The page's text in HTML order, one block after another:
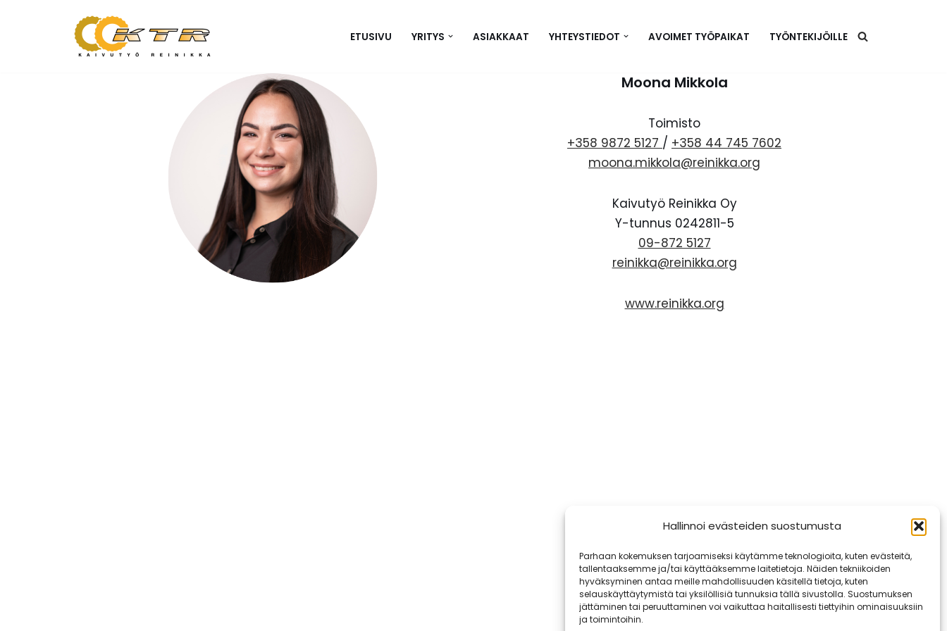
Hallinnoi evästeiden suostumusta
Parhaan kokemuksen tarjoamiseksi käytämme teknologioita, kuten evästeitä,
tallentaaksemme ja/tai käyttääksemme laitetietoja. Näiden tekniikoiden
hyväksyminen antaa meille mahdollisuuden käsitellä tietoja, kuten
selauskäyttäytymistä tai yksilöllisiä tunnuksia tällä sivustolla. Suostumuksen
jättäminen tai peruuttaminen voi vaikuttaa haitallisesti tiettyihin ominaisuuksiin
ja toimintoihin.
ETUSIVU YRITYS ASIAKKAAT YHTEYSTIEDOT AVOIMET TYÖPAIKAT TYÖNTEKIJÖILLE
Moona Mikkola
Toimisto
+358 9872 5127 / +358 44 745 7602
moona.mikkola@reinikka.org
Kaivutyö Reinikka Oy
Y-tunnus 0242811-5
09-872 5127
reinikka@reinikka.org
www.reinikka.org